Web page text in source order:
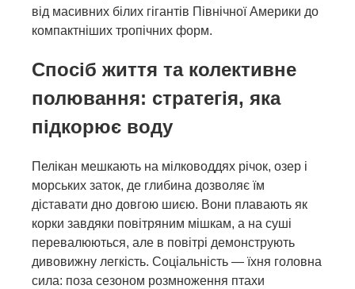
від масивних білих гігантів Північної Америки до
компактніших тропічних форм.
Спосіб життя та колективне
полювання: стратегія, яка
підкорює воду
Пелікан мешкають на мілководдях річок, озер і
морських заток, де глибина дозволяє їм
діставати дно довгою шиєю. Вони плавають як
корки завдяки повітряним мішкам, а на суші
перевалюються, але в повітрі демонструють
дивовижну легкість. Соціальність — їхня головна
сила: поза сезоном розмноження птахи